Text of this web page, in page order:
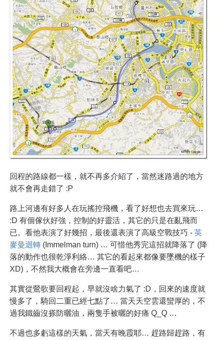
回程的路線都一樣，就不再多介紹了，當然迷路過的地方
就不會再走錯了 :P
路上河邊有好多人在玩搖控飛機，看了好想也去買來玩…
:D 有個傢伙好強，控制的好靈活，其它的只是在亂飛而
已。看他表演了好幾招，最後還表演了高級空戰技巧 - 英
麥曼迴轉 (Immelman turn) … 可惜他秀完這招就降落了 (降
落的動作也很乾淨利絡… 其它的看起來都像要墜機的樣子
XD)，不然我大概會在旁邊一直看吧…
其實從鶯歌要回程起，早就沒啥力氣了 :D，回來的速度就
慢多了，騎回二重已經七點了… 當天天空雲還蠻厚的，不
過我鐵齒沒搽防曬油，兩隻手被曬的好痛 Q_Q …
不過也多虧這樣的天氣，當天有晚霞耶… 趕路歸趕路，有